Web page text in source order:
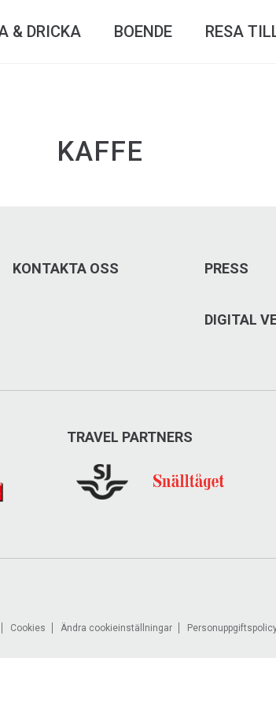
& DRICKA BOENDE RESA
KAFFE
KONTAKTA OSS PRESS
DIGITAL
TRAVEL PARTNERS
Cookies Ändra cookieinställningar